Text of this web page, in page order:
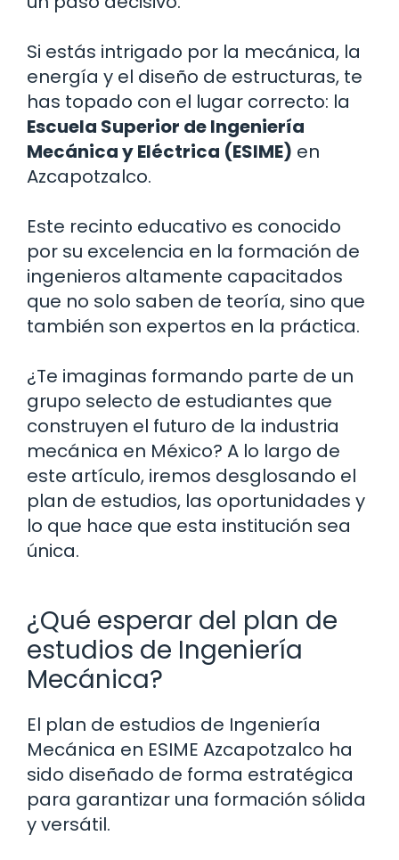
Si estás intrigado por la mecánica, la
energía y el diseño de estructuras, te
has topado con el lugar correcto: la
Escuela Superior de Ingeniería
Mecánica y Eléctrica (ESIME) en
Azcapotzalco.
Este recinto educativo es conocido
por su excelencia en la formación de
ingenieros altamente capacitados
que no solo saben de teoría, sino que
también son expertos en la práctica.
¿Te imaginas formando parte de un
grupo selecto de estudiantes que
construyen el futuro de la industria
mecánica en México? A lo largo de
este artículo, iremos desglosando el
plan de estudios, las oportunidades y
lo que hace que esta institución sea
única.
¿Qué esperar del plan de
estudios de Ingeniería
Mecánica?
El plan de estudios de Ingeniería
Mecánica en ESIME Azcapotzalco ha
sido diseñado de forma estratégica
para garantizar una formación sólida
y versátil.